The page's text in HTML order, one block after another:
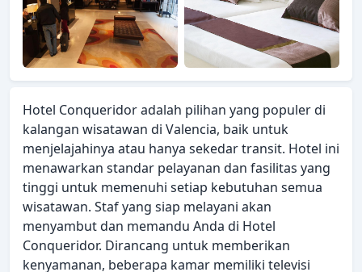
Hotel Conqueridor adalah pilihan yang populer di
kalangan wisatawan di Valencia, baik untuk
menjelajahinya atau hanya sekedar transit. Hotel ini
menawarkan standar pelayanan dan fasilitas yang
tinggi untuk memenuhi setiap kebutuhan semua
wisatawan. Staf yang siap melayani akan
menyambut dan memandu Anda di Hotel
Conqueridor. Dirancang untuk memberikan
kenyamanan, beberapa kamar memiliki televisi